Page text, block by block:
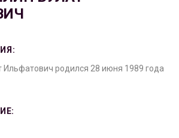
Ильфатович родился 28 июня 1989 года